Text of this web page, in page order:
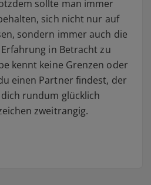
sollte man immer
sich nicht nur auf
sondern immer auch die
in Betracht zu
kennt keine Grenzen oder
einen Partner findest, der
rundum glücklich
zweitrangig.